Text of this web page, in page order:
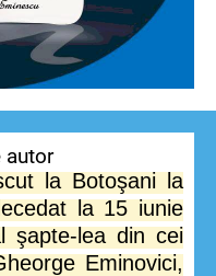
autor
la Botoşani la
la 15 iunie
lea din cei
Eminovici,